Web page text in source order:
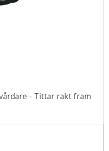
- Tittar rakt fram